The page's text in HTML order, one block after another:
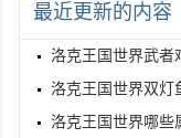
最近更新的内容